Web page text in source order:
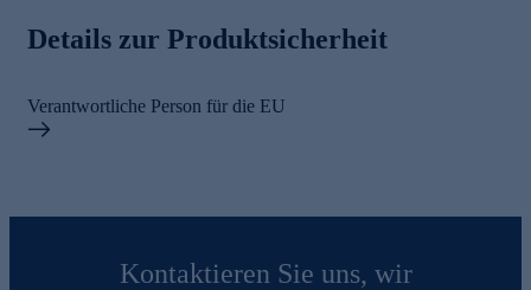
Details zur Produktsicherheit
Verantwortliche Person für die EU
Kontaktieren Sie uns, wir